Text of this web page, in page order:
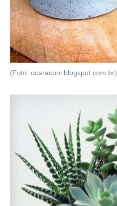
(Foto: ocaracool.blogspot.com.br)